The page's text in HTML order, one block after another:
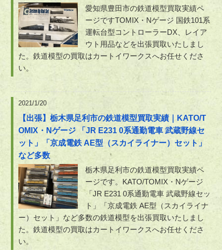
愛知県豊田市の鉄道模型買取実績ペ
ージですTOMIX・Nゲージ 国鉄101系
運転台型コントローラーDX、レイア
ウト用品などを出張買取いたしまし
た。鉄道模型の買取はカートイワークスへお任せくださ
い。
2021/1/20
【出張】栃木県足利市の鉄道模型買取実績｜KATO/T
OMIX・Nゲージ 「JR E231 0系通勤電車 武蔵野線セ
ット」「京成電鉄 AE型（スカイライナー）セット」
など多数
栃木県足利市の鉄道模型買取実績ペ
ージです。KATO/TOMIX・Nゲージ
「JR E231 0系通勤電車 武蔵野線セッ
ト」「京成電鉄 AE型（スカイライナ
ー）セット」など多数の鉄道模型を出張買取いたしまし
た。鉄道模型の買取はカートイワークスへお任せくださ
い。